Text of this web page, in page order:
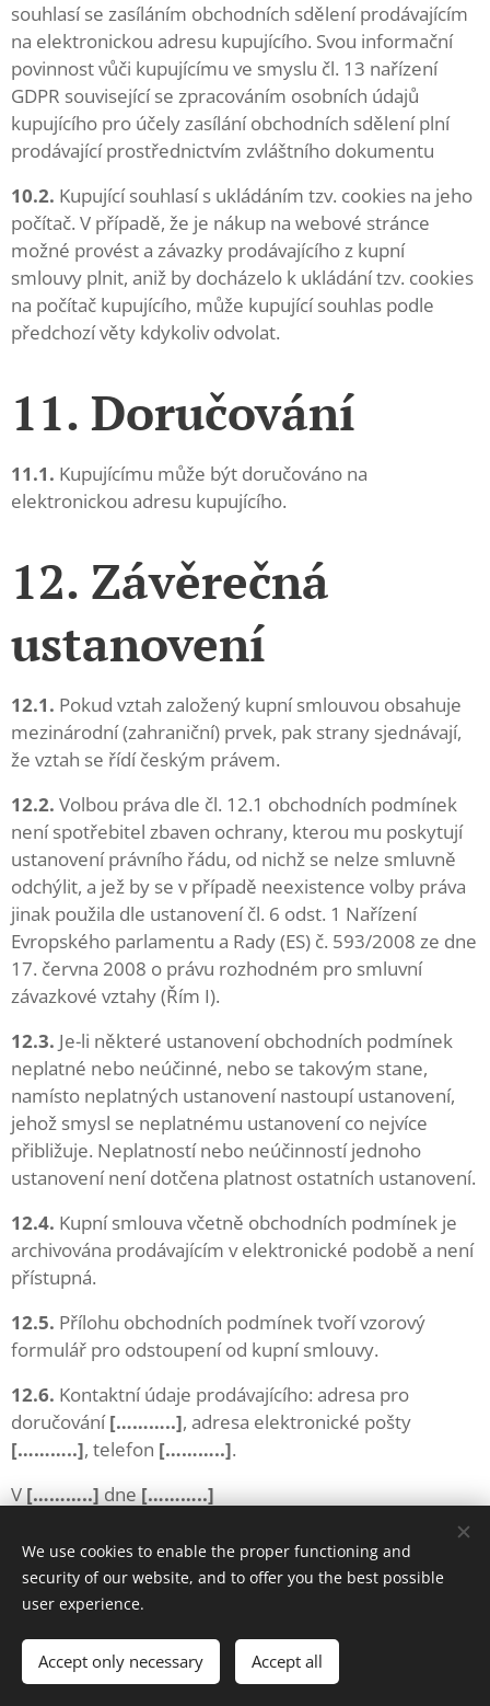
souhlasí se zasíláním obchodních sdělení prodávajícím
na elektronickou adresu kupujícího. Svou informační
povinnost vůči kupujícímu ve smyslu čl. 13 nařízení
GDPR související se zpracováním osobních údajů
kupujícího pro účely zasílání obchodních sdělení plní
prodávající prostřednictvím zvláštního dokumentu
10.2. Kupující souhlasí s ukládáním tzv. cookies na jeho
počítač. V případě, že je nákup na webové stránce
možné provést a závazky prodávajícího z kupní
smlouvy plnit, aniž by docházelo k ukládání tzv. cookies
na počítač kupujícího, může kupující souhlas podle
předchozí věty kdykoliv odvolat.
11. Doručování
11.1. Kupujícímu může být doručováno na
elektronickou adresu kupujícího.
12. Závěrečná
ustanovení
12.1. Pokud vztah založený kupní smlouvou obsahuje
mezinárodní (zahraniční) prvek, pak strany sjednávají,
že vztah se řídí českým právem.
12.2. Volbou práva dle čl. 12.1 obchodních podmínek
není spotřebitel zbaven ochrany, kterou mu poskytují
ustanovení právního řádu, od nichž se nelze smluvně
odchýlit, a jež by se v případě neexistence volby práva
jinak použila dle ustanovení čl. 6 odst. 1 Nařízení
Evropského parlamentu a Rady (ES) č. 593/2008 ze dne
17. června 2008 o právu rozhodném pro smluvní
závazkové vztahy (Řím I).
12.3. Je-li některé ustanovení obchodních podmínek
neplatné nebo neúčinné, nebo se takovým stane,
namísto neplatných ustanovení nastoupí ustanovení,
jehož smysl se neplatnému ustanovení co nejvíce
přibližuje. Neplatností nebo neúčinností jednoho
ustanovení není dotčena platnost ostatních ustanovení.
12.4. Kupní smlouva včetně obchodních podmínek je
archivována prodávajícím v elektronické podobě a není
přístupná.
12.5. Přílohu obchodních podmínek tvoří vzorový
formulář pro odstoupení od kupní smlouvy.
12.6. Kontaktní údaje prodávajícího: adresa pro
doručování[………..], adresa elektronické pošty
[………..], telefon [………..].
V[………..]dne[………..]
© 2019 Ester Marečková (Estermareckova@gmail.com),
Českomoravská 2420/15a, FORMFACTORY
Cookies
We use cookies to enable the proper functioning and
security of our website, and to offer you the best possible
user experience.
Accept only necessary Accept all